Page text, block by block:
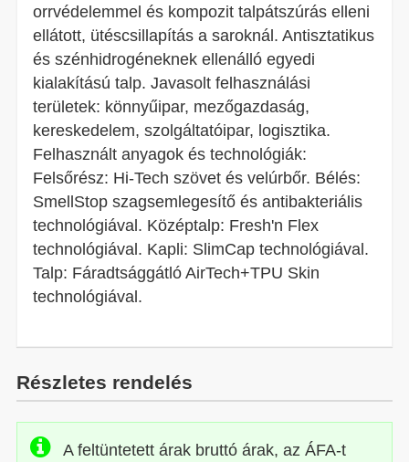
orrvédelemmel és kompozit talpátszúrás elleni
ellátott, ütéscsillapítás a saroknál. Antisztatikus
és szénhidrogéneknek ellenálló egyedi
kialakítású talp. Javasolt felhasználási
területek: könnyűipar, mezőgazdaság,
kereskedelem, szolgáltatóipar, logisztika.
Felhasznált anyagok és technológiák:
Felsőrész: Hi-Tech szövet és velúrbőr. Bélés:
SmellStop szagsemlegesítő és antibakteriális
technológiával. Középtalp: Fresh'n Flex
technológiával. Kapli: SlimCap technológiával.
Talp: Fáradtsággátló AirTech+TPU Skin
technológiával.
Részletes rendelés
A feltüntetett árak bruttó árak, az ÁFA-t